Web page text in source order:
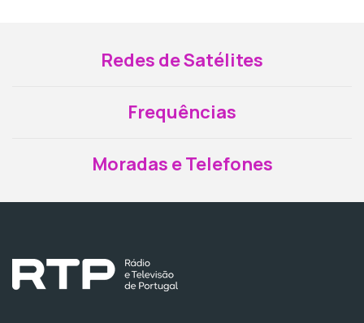
Redes de Satélites
Frequências
Moradas e Telefones